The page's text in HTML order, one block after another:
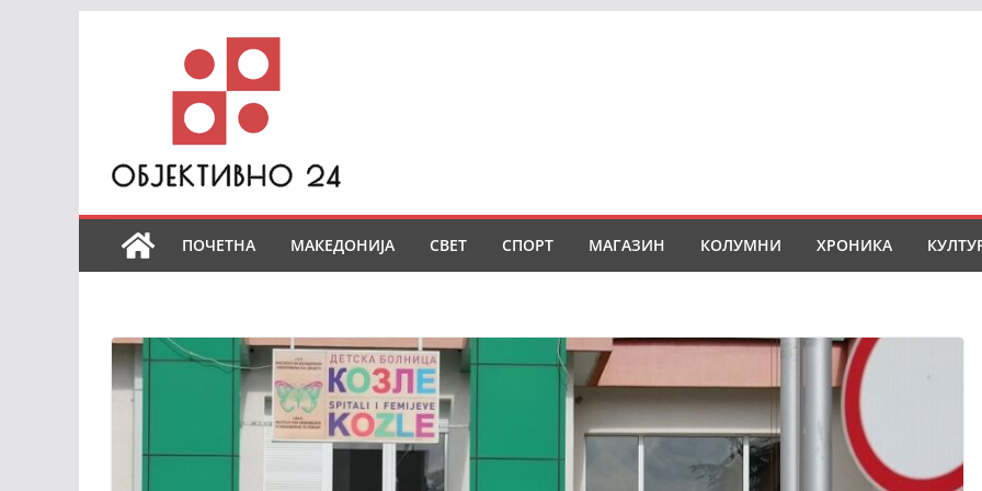
ПОЧЕТНА МАКЕДОНИЈА СВЕТ СПОРТ МАГАЗИН КОЛУМНИ ХРОНИКА